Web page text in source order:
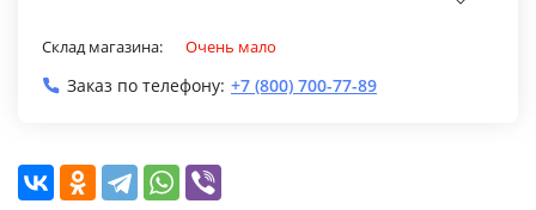
Склад магазина: Очень мало
Заказ по телефону: +7 (800) 700-77-89